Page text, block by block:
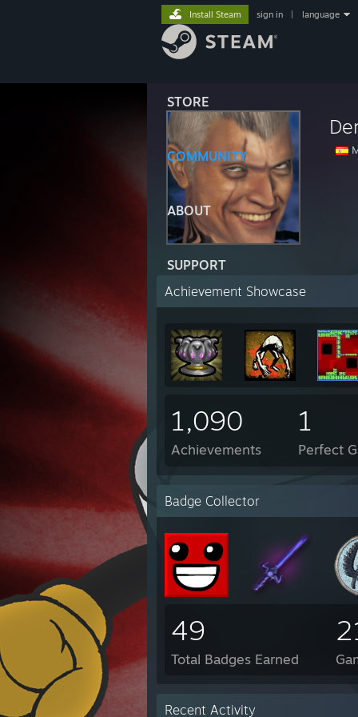
STORE
COMMUNITY
ABOUT
SUPPORT
Install Steam sign in language
Achievement Showcase
1,090
Achievements
1
Perfect
Badge Collector
49
Total Badges Earned
Recent Activity